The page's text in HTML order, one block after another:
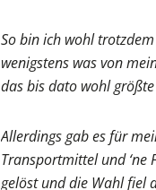
So bin ich wohl
wenigstens was von
das bis dato wohl
Allerdings gab es für
Transportmittel und
gelöst und die Wahl fiel